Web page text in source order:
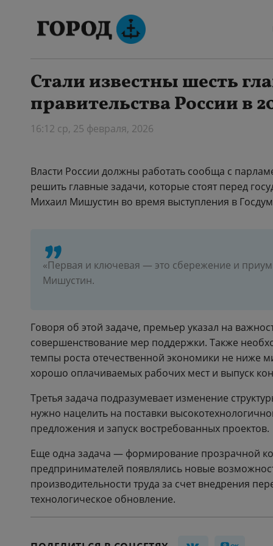
Стали известны шесть
правительства России в
16:12 ср, 25 февраля, 2026
Власти России должны работать сообща с
решить главные задачи, которые стоят перед
Михаил Мишустин во время выступления в
«Первая и ключевая — это сбережение и
Мишустин.
Говоря об этой задаче, премьер указал на
совершенствование мер поддержки. Также
темпы роста отечественной экономики не ниже
хорошо оплачиваемых рабочих мест и выпуск
Третья задача подразумевает изменение
нужно нацелить на поставки
предложения и запуск востребованных проектов.
Еще одна задача — формирование прозрачной
предпринимателей появлялись новые
производительности труда за счет внедрения
технологическое обновление.